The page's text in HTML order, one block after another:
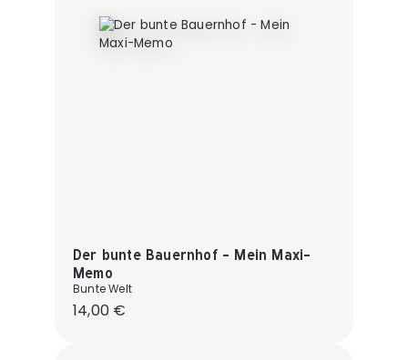
Der bunte Bauernhof - Mein Maxi-
Memo
Bunte Welt
Regulärer Preis:
14,00 €